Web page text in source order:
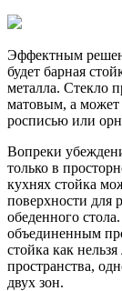
Эффектным
будет барная
металла. Стекло
матовым, а может
росписью или
Вопреки
только в
кухнях стойка
поверхности для
обеденного
объединенным
стойка как
пространства,
двух зон.